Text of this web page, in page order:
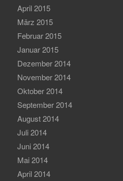
April 2015
März 2015
Februar 2015
Januar 2015
Dezember 2014
November 2014
Oktober 2014
September 2014
August 2014
Juli 2014
Juni 2014
Mai 2014
April 2014